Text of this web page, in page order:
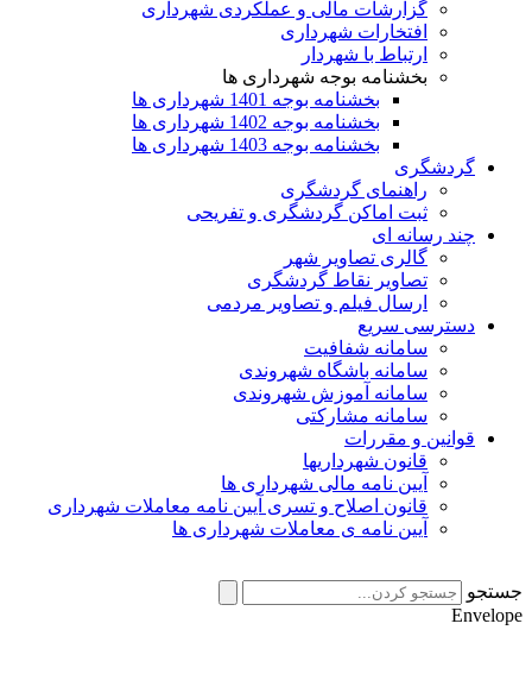
گزارشات مالی و عملکردی شهرداری
افتخارات شهرداری
ارتباط با شهردار
بخشنامه بوجه شهرداری ها
بخشنامه بوجه 1401 شهرداری ها
بخشنامه بوجه 1402 شهرداری ها
بخشنامه بوجه 1403 شهرداری ها
گردشگری
راهنمای گردشگری
ثبت اماکن گردشگری و تفریحی
چند رسانه ای
گالری تصاویر شهر
تصاویر نقاط گردشگری
ارسال فیلم و تصاویر مردمی
دسترسی سریع
سامانه شفافیت
سامانه باشگاه شهروندی
سامانه آموزش شهروندی
سامانه مشارکتی
قوانین و مقررات
قانون شهرداریها
آیین نامه مالی شهرداری ها
قانون اصلاح و تسری آیین نامه معاملات شهرداری
آیین نامه ی معاملات شهرداری ها
جستجو
Envelope